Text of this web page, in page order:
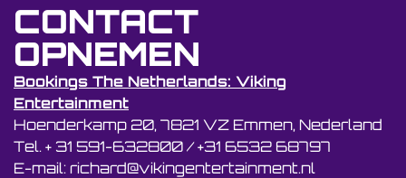
CONTACT
OPNEMEN
Bookings The Netherlands: Viking
Entertainment
Hoenderkamp 20, 7821 VZ Emmen, Nederland
Tel. + 31 591-632800 / +31 6532 68797
E-mail: richard@vikingentertainment.nl